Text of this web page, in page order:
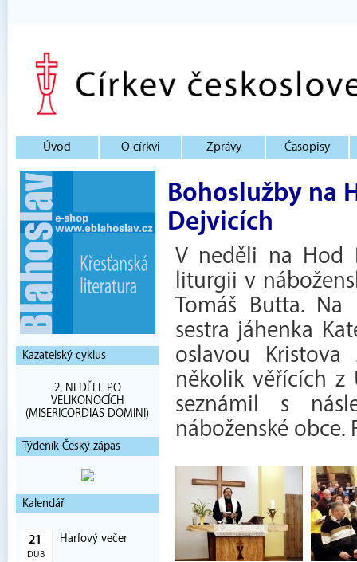
Úvod O církvi Zprávy Časopisy
Kazatelský cyklus
2. NEDĚLE PO
VELIKONOCÍCH
(MISERICORDIAS DOMINI)
Týdeník Český zápas
Kalendář
21
DUB
Harfový večer
Bohoslužby na
Dejvicích
V neděli na Hod
liturgii v
Tomáš Butta.
sestra jáhenka
oslavou
několik věřících z
seznámil s
náboženské obce.